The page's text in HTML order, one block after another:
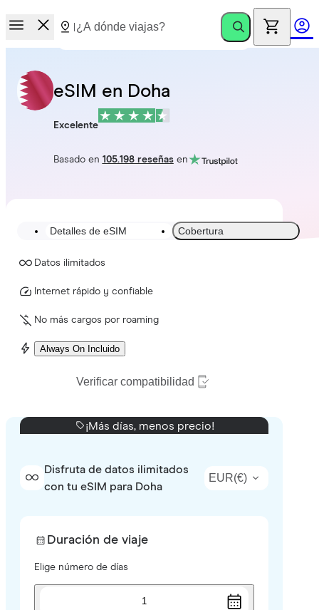
eSIM en Doha
Excelente
Basado en 105.198 reseñasen
Detalles de eSIM Cobertura
Datos ilimitados
Internet rápido y confiable
No más cargos por roaming
Always On Incluido
Verificar compatibilidad
¡Más días, menos precio!
Disfruta de datos ilimitados
con tu eSIM para Doha
EUR(€)
Duración de viaje
Elige número de días
1